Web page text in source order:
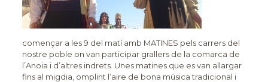
començar a les 9 del matí amb MATINES pels carrers del
nostre poble on van participar grallers de la comarca de
l’Anoia i d’altres indrets. Unes matines que es van allargar
fins al migdia, omplint l’aire de bona música tradicional i